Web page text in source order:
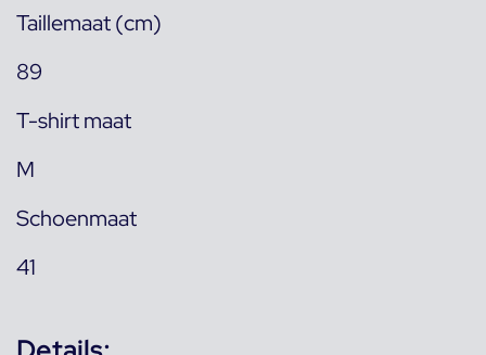
Taillemaat (cm)
89
T-shirt maat
M
Schoenmaat
41